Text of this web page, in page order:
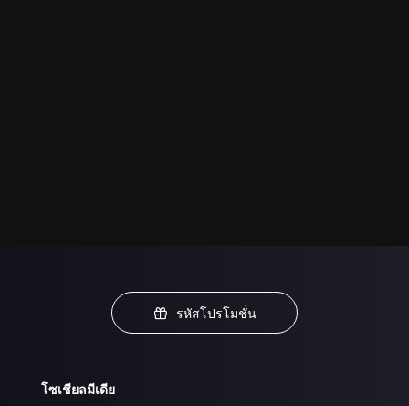
รหัสโปรโมชั่น
โซเชียลมีเดีย